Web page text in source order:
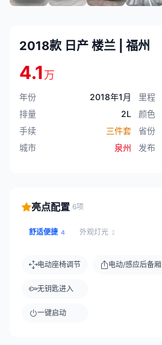
2018款 日产 楼兰 | 福州
4.1万
年份 2018年1月 里程
排量
2L 颜色
手续
三件套 省份
城市
泉州 发布
亮点配置 6项
舒适便捷 4 外观灯光 2
电动座椅调节
无钥匙进入
一键启动
电动/感应后备厢